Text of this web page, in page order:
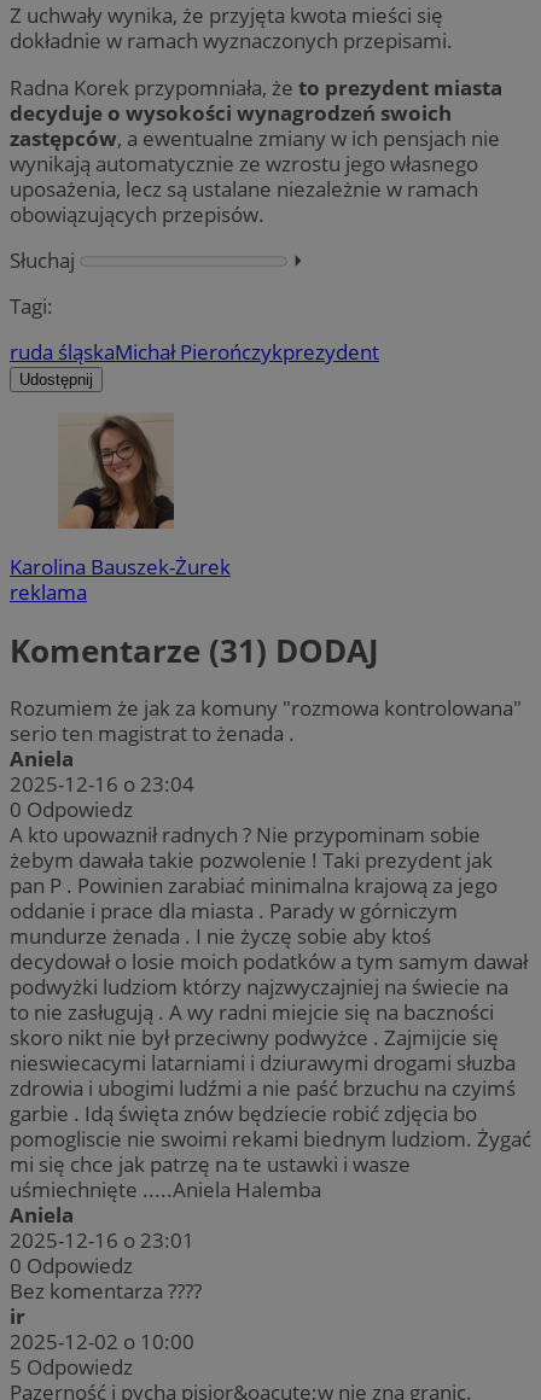
Z uchwały wynika, że przyjęta kwota mieści się
dokładnie w ramach wyznaczonych przepisami.
Radna Korek przypomniała, że to prezydent miasta
decyduje o wysokości wynagrodzeń swoich
zastępców, a ewentualne zmiany w ich pensjach nie
wynikają automatycznie ze wzrostu jego własnego
uposażenia, lecz są ustalane niezależnie w ramach
obowiązujących przepisów.
Słuchaj
⏵︎
Tagi:
ruda śląskaMichał Pierończykprezydent
Udostępnij
Karolina Bauszek-Żurek
reklama
Komentarze (31) DODAJ
Rozumiem że jak za komuny "rozmowa kontrolowana"
serio ten magistrat to żenada .
Aniela
2025-12-16 o 23:04
0 Odpowiedz
A kto upowaznił radnych ? Nie przypominam sobie
żebym dawała takie pozwolenie ! Taki prezydent jak
pan P . Powinien zarabiać minimalna krajową za jego
oddanie i prace dla miasta . Parady w górniczym
mundurze żenada . I nie życzę sobie aby ktoś
decydował o losie moich podatków a tym samym dawał
podwyżki ludziom którzy najzwyczajniej na świecie na
to nie zasługują . A wy radni miejcie się na baczności
skoro nikt nie był przeciwny podwyżce . Zajmijcie się
nieswiecacymi latarniami i dziurawymi drogami słuzba
zdrowia i ubogimi ludźmi a nie paść brzuchu na czyimś
garbie . Idą święta znów będziecie robić zdjęcia bo
pomogliscie nie swoimi rekami biednym ludziom. Żygać
mi się chce jak patrzę na te ustawki i wasze
uśmiechnięte .....Aniela Halemba
Aniela
2025-12-16 o 23:01
0 Odpowiedz
Bez komentarza ????
ir
2025-12-02 o 10:00
5 Odpowiedz
Pazerność i pycha pisior&oacute;w nie zna granic.